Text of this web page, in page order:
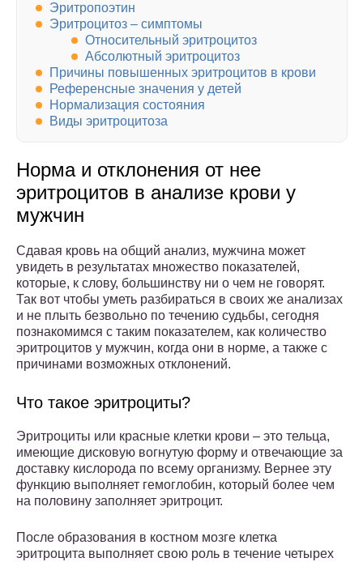
Эритропоэтин
Эритроцитоз – симптомы
Относительный эритроцитоз
Абсолютный эритроцитоз
Причины повышенных эритроцитов в крови
Референсные значения у детей
Нормализация состояния
Виды эритроцитоза
Норма и отклонения от нее
эритроцитов в анализе крови у
мужчин
Сдавая кровь на общий анализ, мужчина может
увидеть в результатах множество показателей,
которые, к слову, большинству ни о чем не говорят.
Так вот чтобы уметь разбираться в своих же анализах
и не плыть безвольно по течению судьбы, сегодня
познакомимся с таким показателем, как количество
эритроцитов у мужчин, когда они в норме, а также с
причинами возможных отклонений.
Что такое эритроциты?
Эритроциты или красные клетки крови – это тельца,
имеющие дисковую вогнутую форму и отвечающие за
доставку кислорода по всему организму. Вернее эту
функцию выполняет гемоглобин, который более чем
на половину заполняет эритроцит.
После образования в костном мозге клетка
эритроцита выполняет свою роль в течение четырех